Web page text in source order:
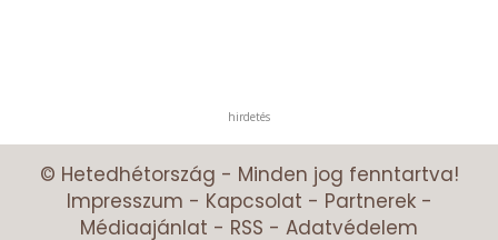
hirdetés
© Hetedhétország - Minden jog fenntartva!
Impresszum - Kapcsolat - Partnerek-
Médiaajánlat - RSS - Adatvédelem